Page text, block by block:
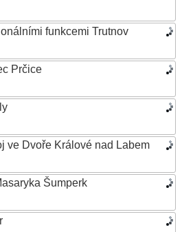
funkcemi Trutnov
Prčice
ve Dvoře Králové nad Labem
Šumperk